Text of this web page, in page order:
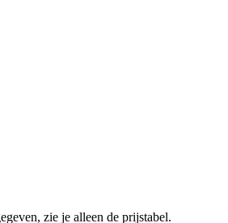
zie je alleen de prijstabel.